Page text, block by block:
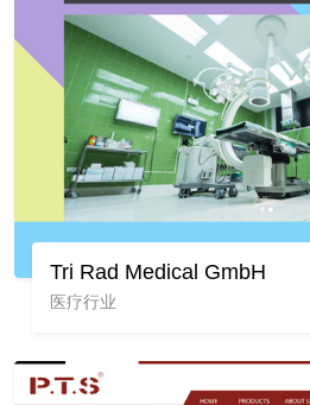
Tri Rad Medical GmbH
医疗行业